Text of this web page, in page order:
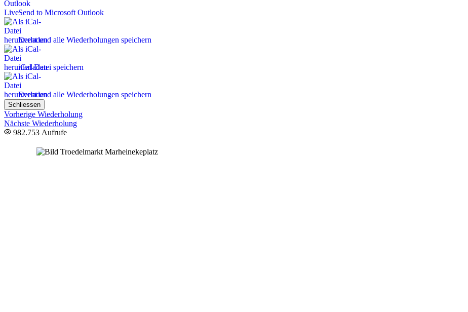
Send to Microsoft Outlook
Event und alle Wiederholungen speichern
iCal-Datei speichern
Event und alle Wiederholungen speichern
Schliessen
Vorherige Wiederholung
Nächste Wiederholung
982.753 Aufrufe